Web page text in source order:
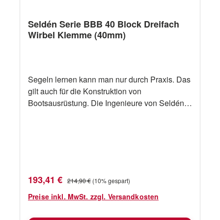
Seldén Serie BBB 40 Block Dreifach
Wirbel Klemme (40mm)
Segeln lernen kann man nur durch Praxis. Das
gilt auch für die Konstruktion von
Bootsausrüstung. Die Ingenieure von Seldén
Jollen und Yachten ein umfangreiches
Programm an Blöcken und Decksausrüstung.
Verkaufspreis:
193,41 € Regulärer Preis:
214,90 € (10% gespart)
Preise inkl. MwSt. zzgl. Versandkosten